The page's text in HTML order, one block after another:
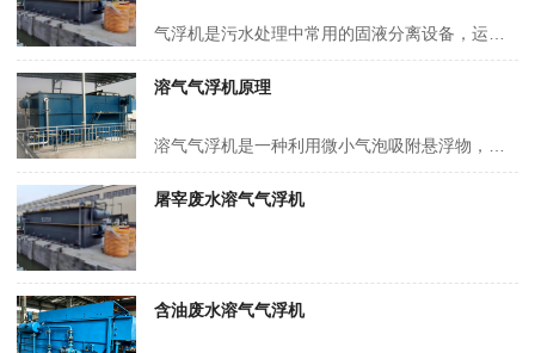
溶气气浮机原理
屠宰废水溶气气浮机
含油废水溶气气浮机